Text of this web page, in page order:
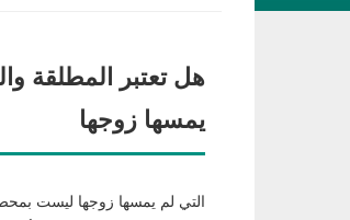
هل تعتبر المطلقة
يمسها زوجها
التي لم يمسها زوجها ليست